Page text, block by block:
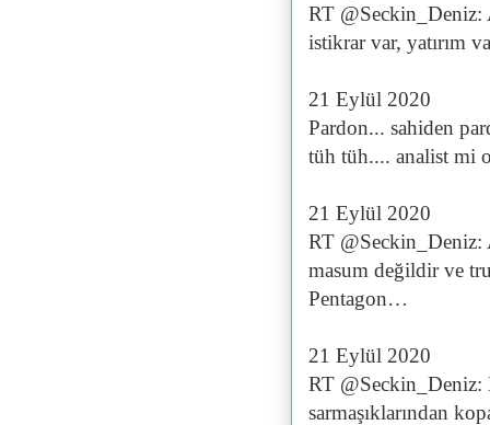
RT @Seckin_Deniz:
istikrar var, yatırım
21 Eylül 2020
Pardon... sahiden
tüh tüh.... analist mi
21 Eylül 2020
RT @Seckin_Deniz:
masum değildir ve
Pentagon…
21 Eylül 2020
RT @Seckin_Deniz:
sarmaşıklarından